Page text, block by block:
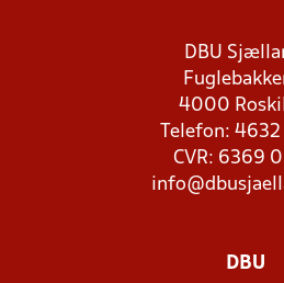
DBU
4000
Telefon:
CVR: 6369
DBU